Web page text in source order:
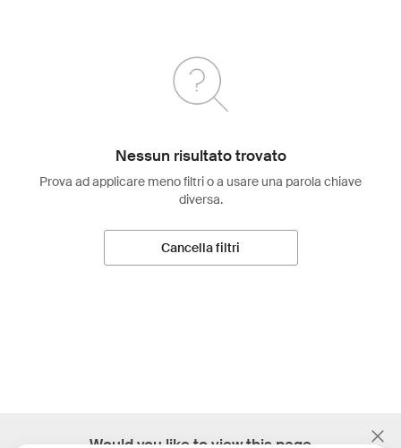
Nessun risultato trovato
Prova ad applicare meno filtri o a usare una parola chiave
diversa.
Cancella filtri